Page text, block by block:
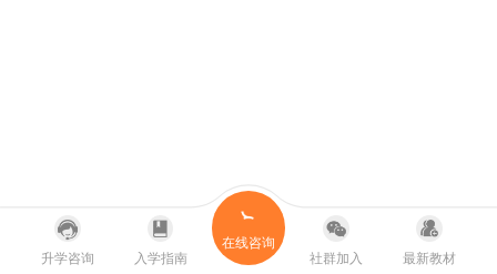
升学咨询 入学指南
在线咨询
社群加入
最新教材